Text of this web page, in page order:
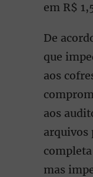
em R$
De
que
aos
aos
arquivos
mas